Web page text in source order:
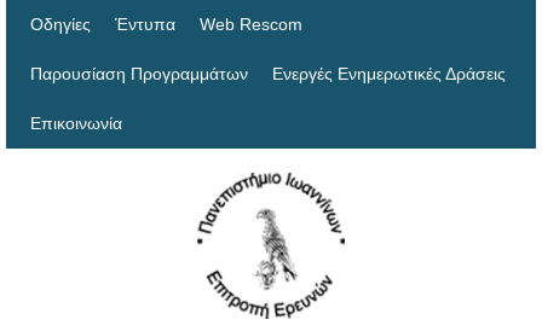
Οδηγίες Έντυπα Web Rescom
Παρουσίαση Προγραμμάτων Ενεργές Ενημερωτικές Δράσεις
Επικοινωνία